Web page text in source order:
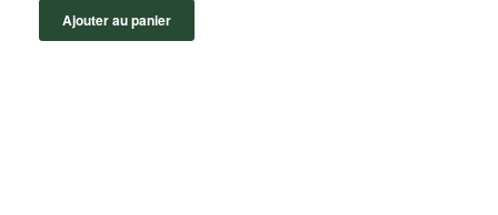
Ajouter au panier